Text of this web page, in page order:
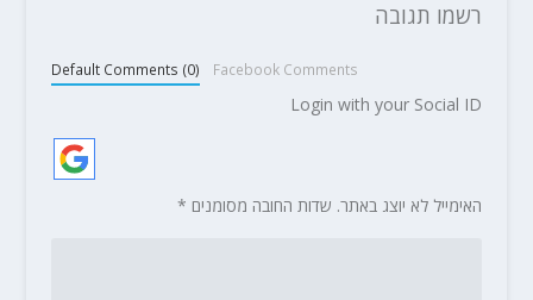
רשמו תגובה
Default Comments (0) Facebook Comments
Login with your Social ID
האימייל לא יוצג באתר. שדות החובה מסומנים *